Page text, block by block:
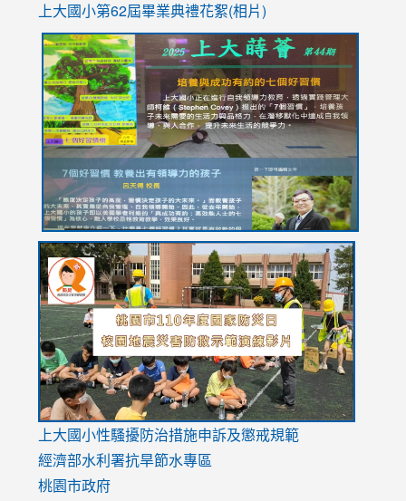
上大國小第62屆畢業典禮花絮(相片)
link
to
https://drive.google.com/file/d/1I-
YfDQppRvyMk686kIw6SBbssEIZ6WnT/view?
usp=sharing
link
to
https://sites.google.com/stes.tyc.edu.tw/
link
to
https://drive.google.com/file/d/
usp=sharing
link
to
https://www.youtube.com/watch?
上大國小性騷擾防治措施申訴及懲戒規範
經濟部水利署抗旱節水專區
桃園市政府